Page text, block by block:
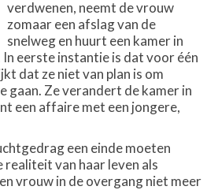
verdwenen, neemt de vrouw
zomaar een afslag van de
snelweg en huurt een kamer in
eerste instantie is dat voor één
dat ze niet van plan is om
gaan. Ze verandert de kamer in
een affaire met een jongere,
een einde moeten
realiteit van haar leven als
vrouw in de overgang niet meer